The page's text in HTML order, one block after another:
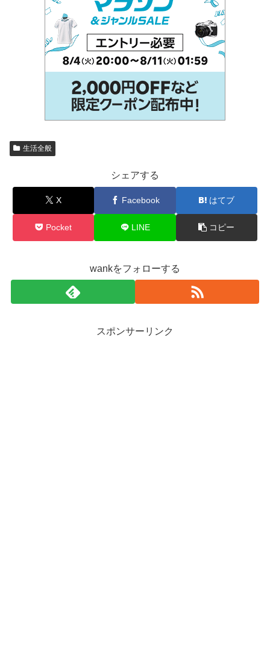
生活全般
シェアする
X Facebook はてブ
Pocket LINE コピー
wankをフォローする
スポンサーリンク